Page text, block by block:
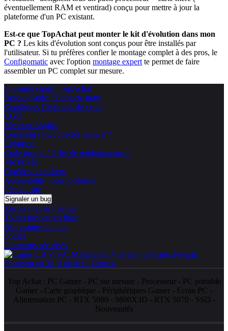
éventuellement RAM et ventirad) conçu pour mettre à jour la
plateforme d'un PC existant.
Est-ce que TopAchat peut monter le kit d'évolution dans mon
PC ? Les kits d'évolution sont conçus pour être installés par
l'utilisateur. Si tu préfères confier le montage complet à des pros, le
Configomatic avec l'option montage expert te permet de faire
assembler un PC complet sur mesure.
Pourquoi choisir TopAchat
Besoin d'aide ? Contacte nous
Conditions Générales de vente
CGU
Mentions légales
Comment sont collectés les avis ?
Livraison
Code promo / Offre de remboursement
Vie Privée
Cookies et trackers
Accessibilité : non conforme
Plan du site
Signaler un bug
Recherche par marque
Toutes nos ventes flash
Nouveautés du jour
Soldes
Paiements sécurisés
Top Achat : PC Gamer- PC sur mesure - Processeur- PC portable
Gamer - Carte graphique - Périphériques Gamer - Ecran PC -
Alimentation PC - RTX 5080 - 9800X3D - RTX 5070 - SSD -
Nouveautés